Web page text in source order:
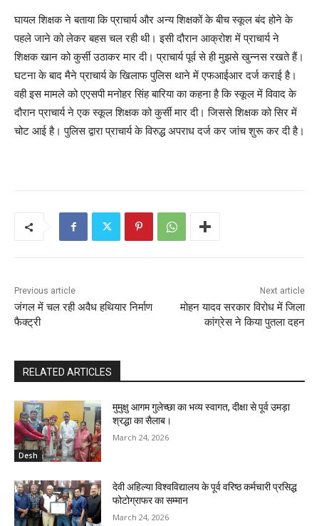
घायल शिक्षक ने बताया कि प्राचार्य और अन्य शिक्षकों के बीच स्कूल बंद होने के
पहले जाने को लेकर बहस चल रही थी। इसी दौरान आक्रोश में प्राचार्य ने
शिक्षक खान को कुर्सी उठाकर मार दी। प्राचार्य पूर्व से ही मुझसे खुन्नस रखते हैं।
घटना के बाद मैने प्राचार्य के खिलाफ पुलिस थाने में एफआईआर दर्ज कराई है।
वही इस मामले को एएसपी मनोहर सिंह बारिया का कहना है कि स्कूल में विवाद के
दौरान प्राचार्य ने एक स्कूल शिक्षक को कुर्सी मार दी। जिससे शिक्षक को सिर में
चोट आई है। पुलिस द्वारा प्राचार्य के विरुद्ध अपराध दर्ज कर जांच शुरू कर दी है।
Previous article
जंगल में चल रही अवैध हथियार निर्माण
फैक्ट्री
Next article
मोहन यादव सरकार विरोध में जिला
कांग्रेस ने किया पुतला दहन
RELATED ARTICLES
Desh
मुमुक्षु आगम गुलेच्छा का भव्य स्वागत, दीक्षा से पूर्व उमड़ा
श्रद्धा का सैलाब।
March 24, 2026
देवी अहिल्या विश्वविद्यालय के पूर्व वरिष्ठ कर्मचारी प्रसिद्ध
फोटोग्राफर का सम्मान
March 24, 2026